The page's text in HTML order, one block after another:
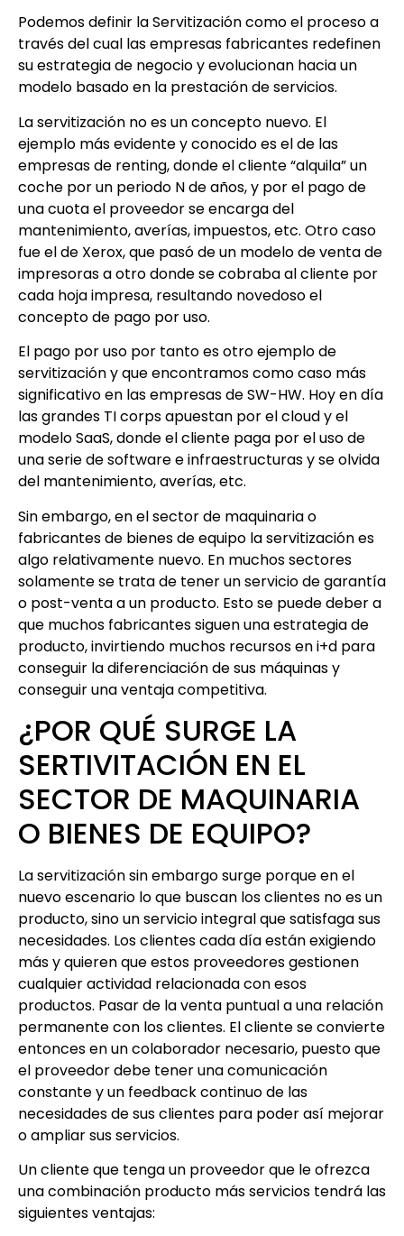
Podemos definir la Servitización como el proceso a
través del cual las empresas fabricantes redefinen
su estrategia de negocio y evolucionan hacia un
modelo basado en la prestación de servicios.
La servitización no es un concepto nuevo. El
ejemplo más evidente y conocido es el de las
empresas de renting, donde el cliente “alquila” un
coche por un periodo N de años, y por el pago de
una cuota el proveedor se encarga del
mantenimiento, averías, impuestos, etc. Otro caso
fue el de Xerox, que pasó de un modelo de venta de
impresoras a otro donde se cobraba al cliente por
cada hoja impresa, resultando novedoso el
concepto de pago por uso.
El pago por uso por tanto es otro ejemplo de
servitización y que encontramos como caso más
significativo en las empresas de SW-HW. Hoy en día
las grandes TI corps apuestan por el cloud y el
modelo SaaS, donde el cliente paga por el uso de
una serie de software e infraestructuras y se olvida
del mantenimiento, averías, etc.
Sin embargo, en el sector de maquinaria o
fabricantes de bienes de equipo la servitización es
algo relativamente nuevo. En muchos sectores
solamente se trata de tener un servicio de garantía
o post-venta a un producto. Esto se puede deber a
que muchos fabricantes siguen una estrategia de
producto, invirtiendo muchos recursos en i+d para
conseguir la diferenciación de sus máquinas y
conseguir una ventaja competitiva.
¿POR QUÉ SURGE LA
SERTIVITACIÓN EN EL
SECTOR DE MAQUINARIA
O BIENES DE EQUIPO?
La servitización sin embargo surge porque en el
nuevo escenario lo que buscan los clientes no es un
producto, sino un servicio integral que satisfaga sus
necesidades. Los clientes cada día están exigiendo
más y quieren que estos proveedores gestionen
cualquier actividad relacionada con esos
productos. Pasar de la venta puntual a una relación
permanente con los clientes. El cliente se convierte
entonces en un colaborador necesario, puesto que
el proveedor debe tener una comunicación
constante y un feedback continuo de las
necesidades de sus clientes para poder así mejorar
o ampliar sus servicios.
Un cliente que tenga un proveedor que le ofrezca
una combinación producto más servicios tendrá las
siguientes ventajas: